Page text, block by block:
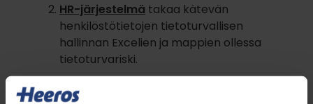
HR-järjestelmä takaa kätevän
henkilöstötietojen tietoturvallisen
hallinnan Excelien ja mappien ollessa
tietoturvariski.